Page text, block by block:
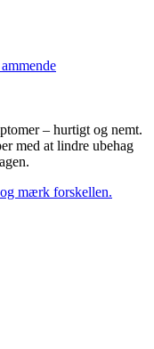
– hurtigt og nemt.
med at lindre ubehag
mærk forskellen.